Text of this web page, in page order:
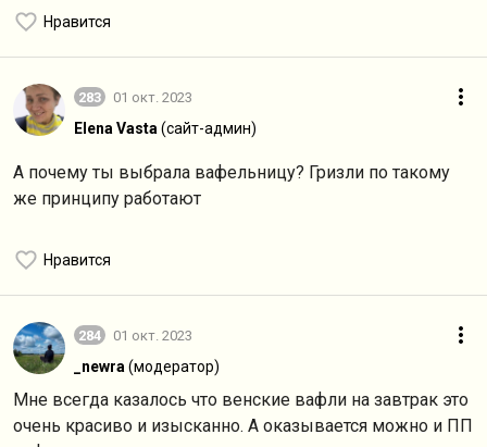
Нравится
283 01 окт. 2023
Elena Vasta (сайт-админ)
А почему ты выбрала вафельницу? Гризли по такому
же принципу работают
Нравится
284 01 окт. 2023
_newra (модератор)
Мне всегда казалось что венские вафли на завтрак это
очень красиво и изысканно. А оказывается можно и ПП